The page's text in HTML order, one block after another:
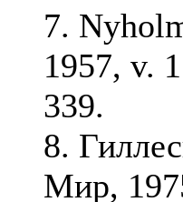
7.
1957, v.
339.
8.
Мир,